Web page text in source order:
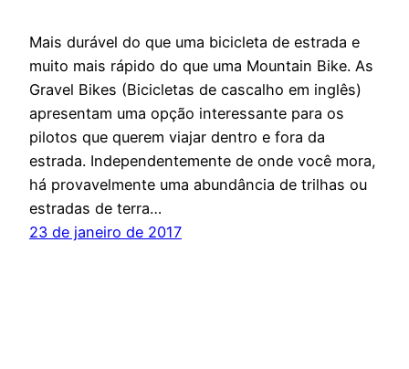
Mais durável do que uma bicicleta de estrada e
muito mais rápido do que uma Mountain Bike. As
Gravel Bikes (Bicicletas de cascalho em inglês)
apresentam uma opção interessante para os
pilotos que querem viajar dentro e fora da
estrada. Independentemente de onde você mora,
há provavelmente uma abundância de trilhas ou
estradas de terra…
23 de janeiro de 2017